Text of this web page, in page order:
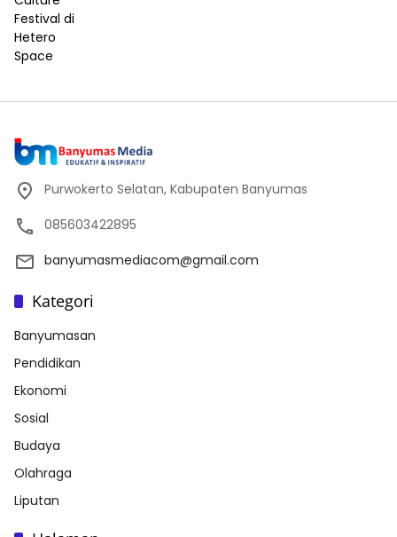
Purwokerto Selatan, Kabupaten Banyumas
085603422895
banyumasmediacom@gmail.com
Kategori
Banyumasan
Pendidikan
Ekonomi
Sosial
Budaya
Olahraga
Liputan